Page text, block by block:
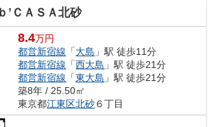
ｂ’ＣＡＳＡ北砂
8.4万円
都営新宿線 「大島 」駅 徒歩11分
都営新宿線 「西大島 」駅 徒歩21分
都営新宿線 「東大島 」駅 徒歩21分
築8年 / 25.50㎡
東京都江東区北砂６丁目